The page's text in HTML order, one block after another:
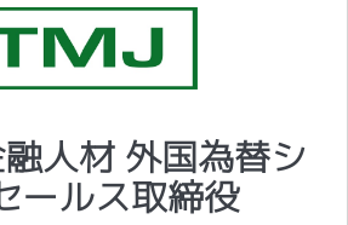
人材 外国為替シ
ールス取締役